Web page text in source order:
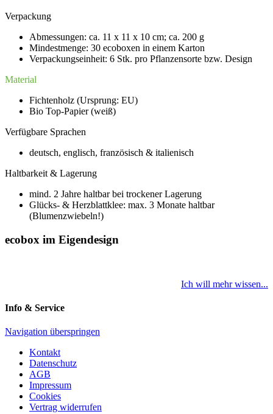
Verpackung
Abmessungen: ca. 11 x 11 x 10 cm; ca. 200 g
Mindestmenge: 30 ecoboxen in einem Karton
Verpackungseinheit: 6 Stk. pro Pflanzensorte bzw. Design
Material
Fichtenholz (Ursprung: EU)
Bio Top-Papier (weiß)
Verfügbare Sprachen
deutsch, englisch, französisch & italienisch
Haltbarkeit & Lagerung
mind. 2 Jahre haltbar bei trockener Lagerung
Glücks- & Herzblattklee: max. 3 Monate haltbar
(Blumenzwiebeln!)
ecobox im Eigendesign
Ich will mehr wissen...
Info & Service
Navigation überspringen
Kontakt
Datenschutz
AGB
Impressum
Cookies
Vertrag widerrufen